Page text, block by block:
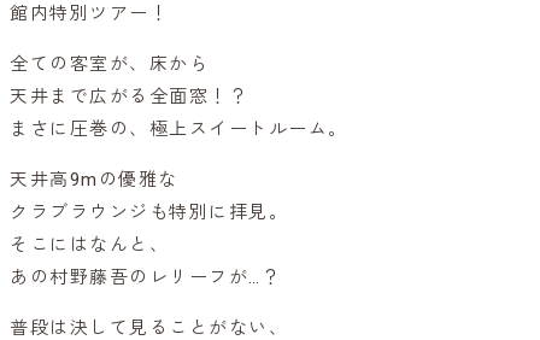
館内特別ツアー！
全ての客室が、床から
天井まで広がる全面窓！？
まさに圧巻の、極上スイートルーム。
天井高9mの優雅な
クラブラウンジも特別に拝見。
そこにはなんと、
あの村野藤吾のレリーフが…？
普段は決して見ることがない、